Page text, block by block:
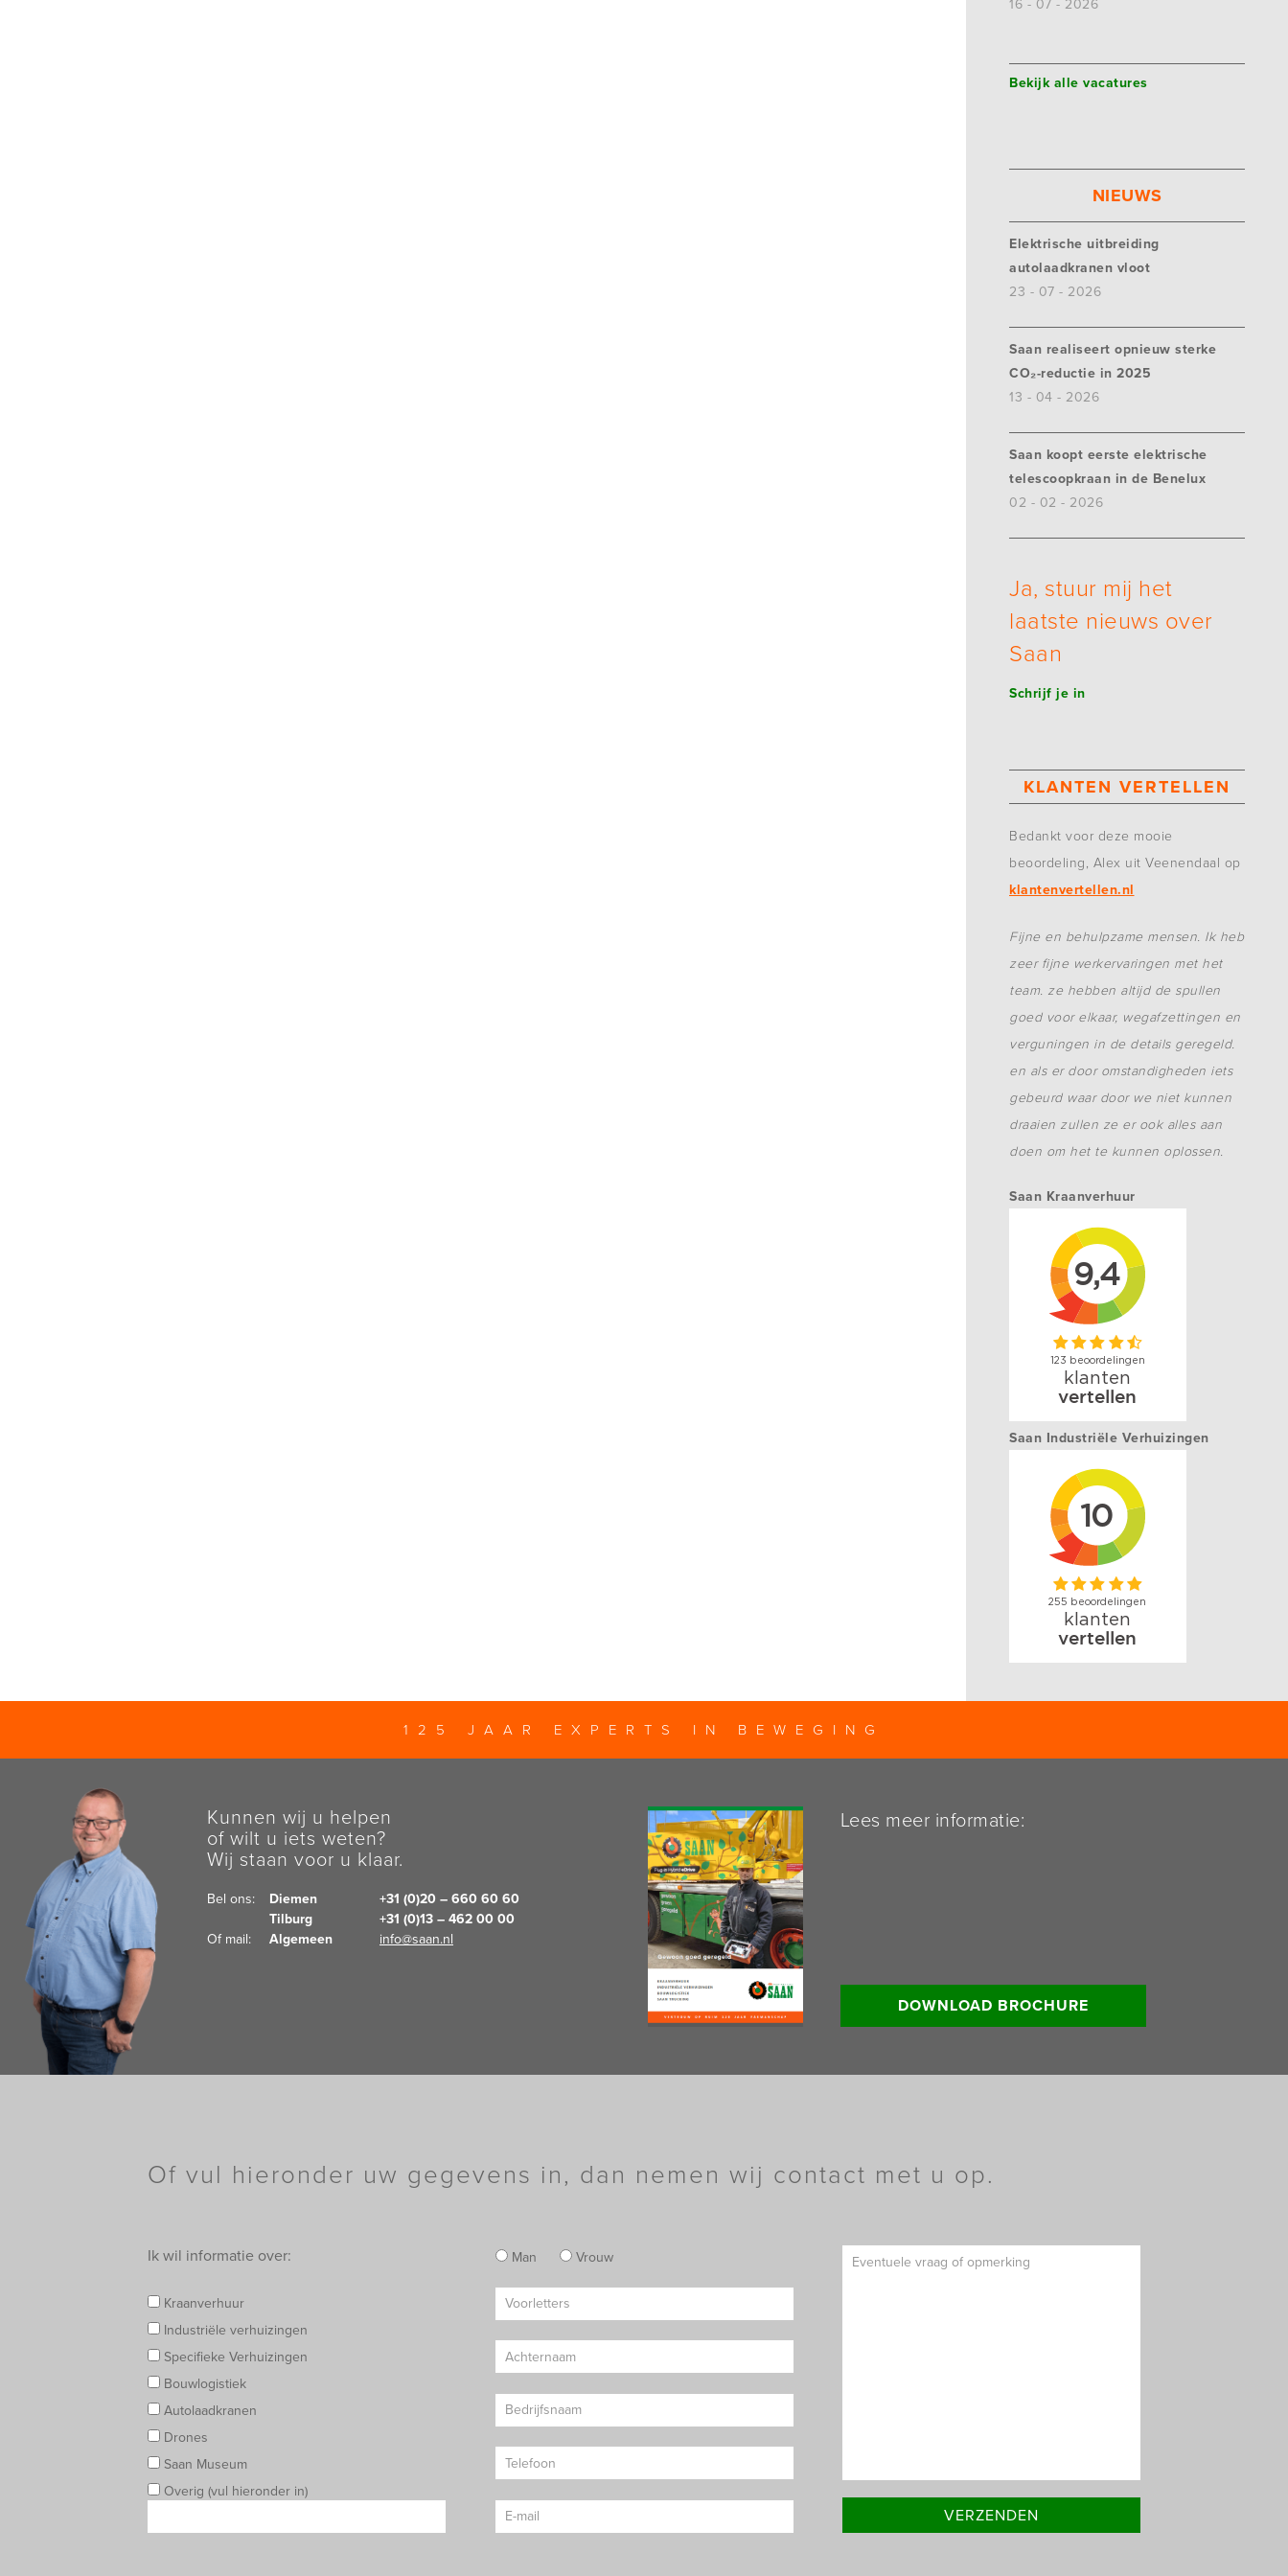
16 - 07 - 2026
Bekijk alle vacatures
NIEUWS
Elektrische uitbreiding
autolaadkranen vloot
23 - 07 - 2026
Saan realiseert opnieuw sterke
CO₂-reductie in 2025
13 - 04 - 2026
Saan koopt eerste elektrische
telescoopkraan in de Benelux
02 - 02 - 2026
Ja, stuur mij het
laatste nieuws over
Saan
Schrijf je in
KLANTEN VERTELLEN
Bedankt voor deze mooie
beoordeling, Alex uit Veenendaal op
klantenvertellen.nl
Fijne en behulpzame mensen. Ik heb
zeer fijne werkervaringen met het
team. ze hebben altijd de spullen
goed voor elkaar, wegafzettingen en
verguningen in de details geregeld.
en als er door omstandigheden iets
gebeurd waar door we niet kunnen
draaien zullen ze er ook alles aan
doen om het te kunnen oplossen.
Saan Kraanverhuur
Saan Industriële Verhuizingen
125 JAAR EXPERTS IN BEWEGING
Kunnen wij u helpen
of wilt u iets weten?
Wij staan voor u klaar.
Bel ons: Diemen
+31 (0)20 – 660 60 60
Tilburg
+31 (0)13 – 462 00 00
Of mail:
Algemeen info@saan.nl
Lees meer informatie:
DOWNLOAD BROCHURE
Of vul hieronder uw gegevens in, dan nemen wij contact met u op.
Ik wil informatie over:
Kraanverhuur
Industriële verhuizingen
Specifieke Verhuizingen
Bouwlogistiek
Autolaadkranen
Drones
Saan Museum
Overig (vul hieronder in)
Man Vrouw